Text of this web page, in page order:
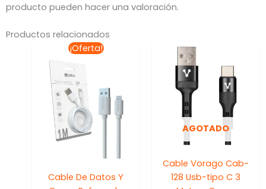
producto pueden hacer una valoración.
Productos relacionados
¡Oferta!
Cable De Datos Y
El
precio
$77.33.
AGOTADO
Cable Vorago Cab-
128 Usb-tipo C 3